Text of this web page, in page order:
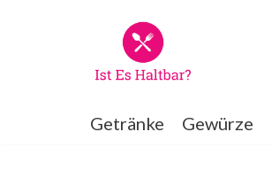
Getränke Gewürze